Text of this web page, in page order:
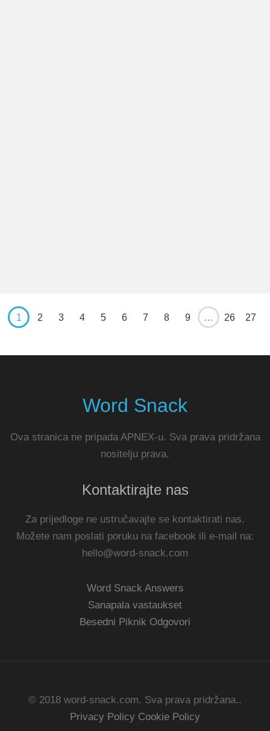
1 2 3 4 5 6 7 8 9 … 26 27
Word Snack
Ova stranica ne pripada APNEX-u. Sva prava pridržana
nositelju prava.
Kontaktirajte nas
Za prijedloge ne ustručavajte se kontaktirati nas.
Možete nam poslati poruku na facebook ili e-mail na:
hello@word-snack.com
Word Snack Answers
Sanapala vastaukset
Besedni Piknik Odgovori
© 2018 word-snack.com. Sva prava pridržana..
Privacy Policy Cookie Policy